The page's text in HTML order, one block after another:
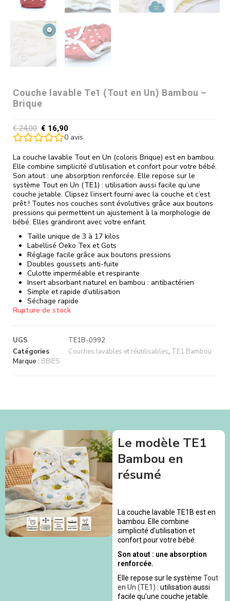
Couche lavable Te1 (Tout en Un) Bambou –
Brique
€24,00 € 16,90
0 avis
La couche lavable Tout en Un (coloris Brique) est en bambou.
Elle combine simplicité d’utilisation et confort pour votre bébé.
Son atout : une absorption renforcée. Elle repose sur le
système Tout en Un (TE1) : utilisation aussi facile qu’une
couche jetable. Clipsez l’insert fourni avec la couche et c’est
prêt ! Toutes nos couches sont évolutives grâce aux boutons
pressions qui permettent un ajustement à la morphologie de
bébé. Elles grandiront avec votre enfant.
Taille unique de 3 à 17 kilos
Labellisé Oeko Tex et Gots
Réglage facile grâce aux boutons pressions
Doubles goussets anti-fuite
Culotte imperméable et respirante
Insert absorbant naturel en bambou : antibactérien
Simple et rapide d’utilisation
Séchage rapide
Rupture de stock
UGS
TE1B-0992
Catégories
Couches lavables et réutilisables, TE1 Bambou
Marque : BBIES
Le modèle TE1
Bambou en
résumé
La couche lavable TE1B est en
bambou. Elle combine
simplicité d’utilisation et
confort pour votre bébé.
Son atout : une absorption
renforcée.
Elle repose sur le système Tout
en Un (TE1) : utilisation aussi
facile qu’une couche jetable.